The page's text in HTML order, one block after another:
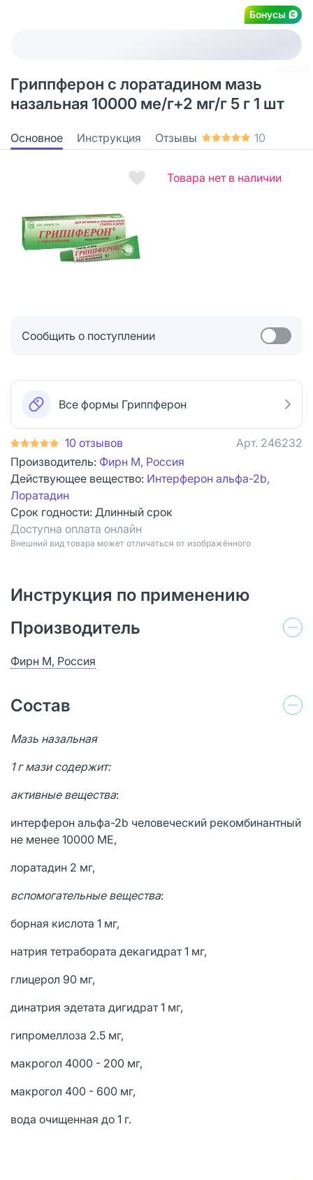
Бонусы
Гриппферон с лоратадином мазь
назальная 10000 ме/г+2 мг/г 5 г 1 шт
Основное Инструкция Отзывы 10
Товара нет в наличии
Сообщить о поступлении
Все формы Гриппферон
10 отзывов Арт. 246232
Производитель: Фирн М, Россия
Действующее вещество: Интерферон альфа-2b,
Лоратадин
Срок годности: Длинный срок
Доступна оплата онлайн
Bнешний вид товара может отличаться от изображённого
Инструкция по применению
Производитель
Фирн М, Россия
Состав
Мазь назальная
1 г мази содержит:
активные вещества:
интерферон альфа-2b человеческий рекомбинантный
не менее 10000 МЕ,
лоратадин 2 мг,
вспомогательные вещества:
борная кислота 1 мг,
натрия тетрабората декагидрат 1 мг,
глицерол 90 мг,
динатрия эдетата дигидрат 1 мг,
гипромеллоза 2.5 мг,
макрогол 4000 - 200 мг,
макрогол 400 - 600 мг,
вода очищенная до 1 г.